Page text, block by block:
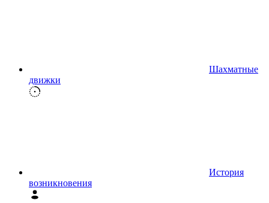
Шахматные
движки
История
возникновения